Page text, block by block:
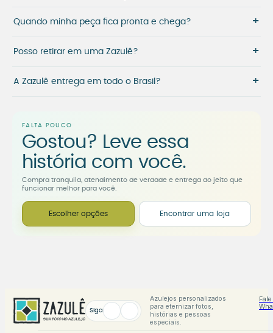
Quando minha peça fica pronta e chega? +
Posso retirar em uma Zazulê? +
A Zazulê entrega em todo o Brasil? +
FALTA POUCO
Gostou? Leve essa
história com você.
Compra tranquila, atendimento de verdade e entrega do jeito que
funcionar melhor para você.
Escolher opções Encontrar uma loja
Siga
Azulejos personalizados
para eternizar fotos,
histórias e pessoas
especiais.